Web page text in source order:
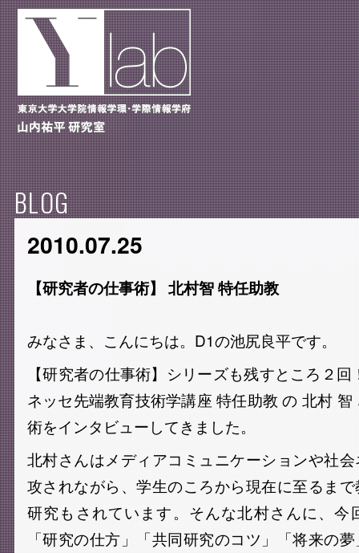
BLOG
2010.07.25
【研究者の仕事術】 北村智 特任助教
みなさま、こんにちは。D1の池尻良平です。
【研究者の仕事術】シリーズも残すところ２
ネッセ先端教育技術学講座 特任助教 の 北村
術をインタビューしてきました。
北村さんはメディアコミュニケーションや社
攻されながら、学生のころから現在に至るま
研究もされています。そんな北村さんに、今
「研究の仕方」「共同研究のコツ」「将来の